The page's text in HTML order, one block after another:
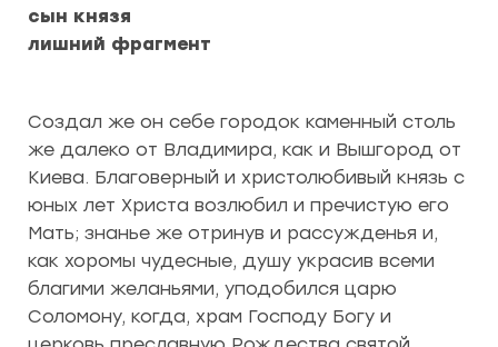
сын князя
лишний фрагмент
Создал же он себе городок каменный столь
же далеко от Владимира, как и Вышгород от
Киева. Благоверный и христолюбивый князь с
юных лет Христа возлюбил и пречистую его
Мать; знанье же отринув и рассужденья и,
как хоромы чудесные, душу украсив всеми
благими желаньями, уподобился царю
Соломону, когда, храм Господу Богу и